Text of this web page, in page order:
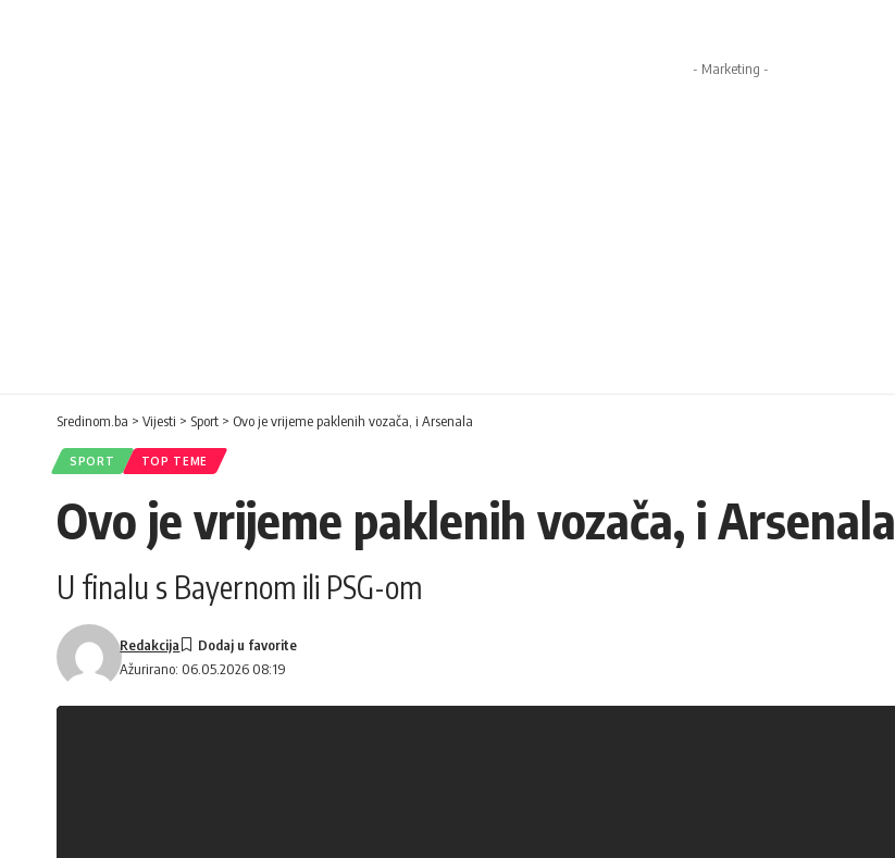
- Marketing -
Sredinom.ba > Vijesti > Sport > Ovo je vrijeme paklenih vozača, i Arsenala
SPORT TOP TEME
Ovo je vrijeme paklenih vozača, i Arsenala
U finalu s Bayernom ili PSG-om
Ažurirano: 06.05.2026 08:19
Redakcija